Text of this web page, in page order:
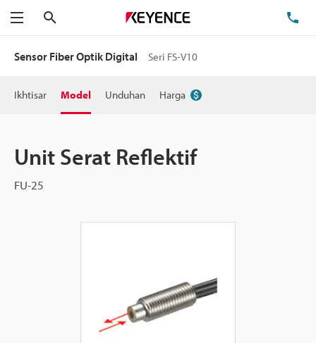
Menu
Sensor Fiber Optik Digital Seri FS-V10
Ikhtisar Model Unduhan Harga
Unit Serat Reflektif
FU-25